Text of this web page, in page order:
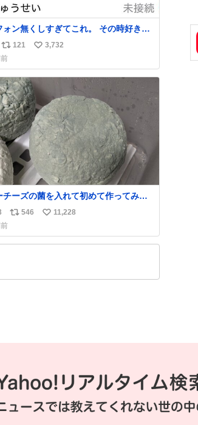
ォン無くしすぎてこれ。 その時好きだ
のセコムの名前にしてる
リ
ポ
ス
ト
数
121
い
ね
数
3,732
チーズの菌を入れて初めて作ってみた
なんだけど 本能でちょっとヤバいと思
う見た目だな
リ
ス
546
い
ね
11,228